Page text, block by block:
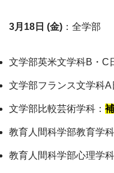
3月18日 (金) ：全学部
文学部英米文学科B・C
文学部フランス文学科A
文学部比較芸術学科：
教育人間科学部教育学科
教育人間科学部心理学科